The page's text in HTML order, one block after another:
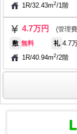
1R/32.43m2/1階
4.7万円
(管理
敷 無料 礼 4.7
1R/40.94m2/2階